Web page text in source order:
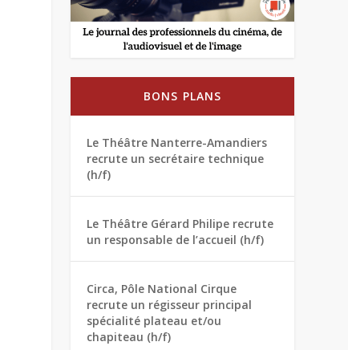
BONS PLANS
Le Théâtre Nanterre-Amandiers
recrute un secrétaire technique
(h/f)
Le Théâtre Gérard Philipe recrute
un responsable de l’accueil (h/f)
Circa, Pôle National Cirque
recrute un régisseur principal
spécialité plateau et/ou
chapiteau (h/f)